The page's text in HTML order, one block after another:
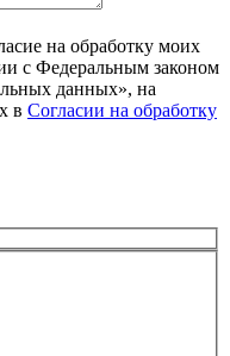
на обработку моих
с Федеральным законом
данных», на
в Согласии на обработку